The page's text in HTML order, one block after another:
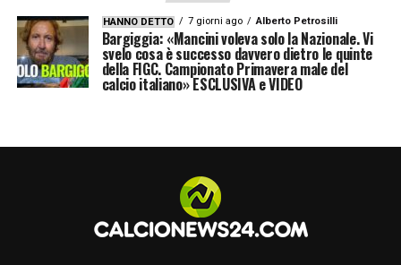
HANNO DETTO 7 giorni ago Alberto Petrosilli
Bargiggia: «Mancini voleva solo la Nazionale. Vi
svelo cosa è successo davvero dietro le quinte
della FIGC. Campionato Primavera male del
calcio italiano» ESCLUSIVA e VIDEO